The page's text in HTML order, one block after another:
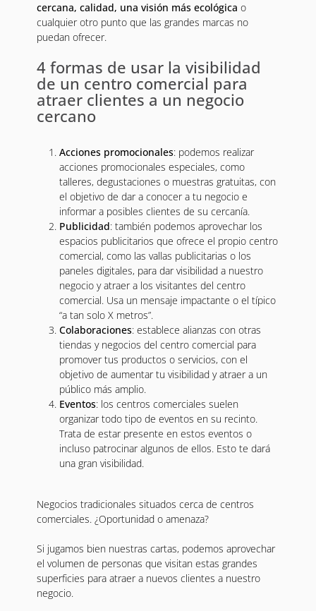
cercana, calidad, una visión más ecológica o
cualquier otro punto que las grandes marcas no
puedan ofrecer.
4 formas de usar la visibilidad
de un centro comercial para
atraer clientes a un negocio
cercano
Acciones promocionales: podemos realizar
acciones promocionales especiales, como
talleres, degustaciones o muestras gratuitas, con
el objetivo de dar a conocer a tu negocio e
informar a posibles clientes de su cercanía.
Publicidad: también podemos aprovechar los
espacios publicitarios que ofrece el propio centro
comercial, como las vallas publicitarias o los
paneles digitales, para dar visibilidad a nuestro
negocio y atraer a los visitantes del centro
comercial. Usa un mensaje impactante o el típico
“a tan solo X metros”.
Colaboraciones: establece alianzas con otras
tiendas y negocios del centro comercial para
promover tus productos o servicios, con el
objetivo de aumentar tu visibilidad y atraer a un
público más amplio.
Eventos: los centros comerciales suelen
organizar todo tipo de eventos en su recinto.
Trata de estar presente en estos eventos o
incluso patrocinar algunos de ellos. Esto te dará
una gran visibilidad.
Negocios tradicionales situados cerca de centros
comerciales. ¿Oportunidad o amenaza?
Si jugamos bien nuestras cartas, podemos aprovechar
el volumen de personas que visitan estas grandes
superficies para atraer a nuevos clientes a nuestro
negocio.